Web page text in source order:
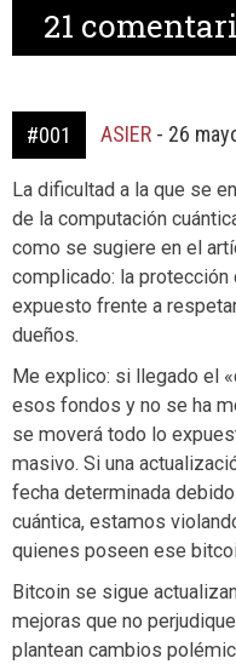
21
#001 ASIER - 26
La dificultad a la que se
de la computación
como se sugiere en el
complicado: la
expuesto frente a
dueños.
Me explico: si llegado el
esos fondos y no se ha
se moverá todo lo
masivo. Si una
fecha determinada
cuántica, estamos
quienes poseen ese
Bitcoin se sigue
mejoras que no
plantean cambios